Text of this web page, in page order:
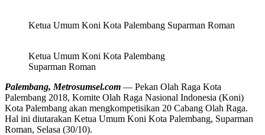
Ketua Umum Koni Kota Palembang Suparman Roman
Ketua Umum Koni Kota Palembang
Suparman Roman
Palembang, Metrosumsel.com — Pekan Olah Raga Kota
Palembang 2018, Komite Olah Raga Nasional Indonesia (Koni)
Kota Palembang akan mengkompetisikan 20 Cabang Olah Raga.
Hal ini diutarakan Ketua Umum Koni Kota Palembang, Suparman
Roman, Selasa (30/10).